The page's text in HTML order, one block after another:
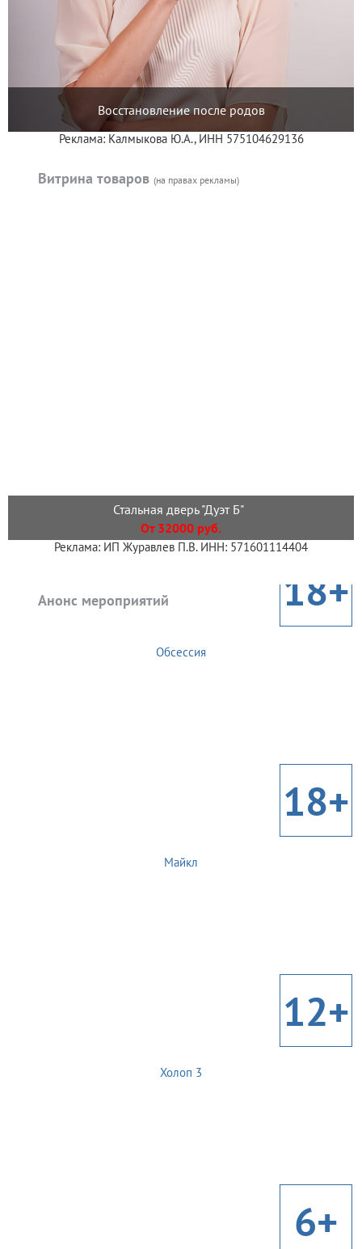
Восстановление после родов
Реклама: Калмыкова Ю.А., ИНН 575104629136
Витрина товаров (на правах рекламы)
Стальная дверь "Дуэт Б"
От 32000 руб.
Реклама: ИП Журавлев П.В. ИНН: 571601114404
Анонс мероприятий 18+
Обсессия
18+
Майкл
12+
Холоп 3
6+